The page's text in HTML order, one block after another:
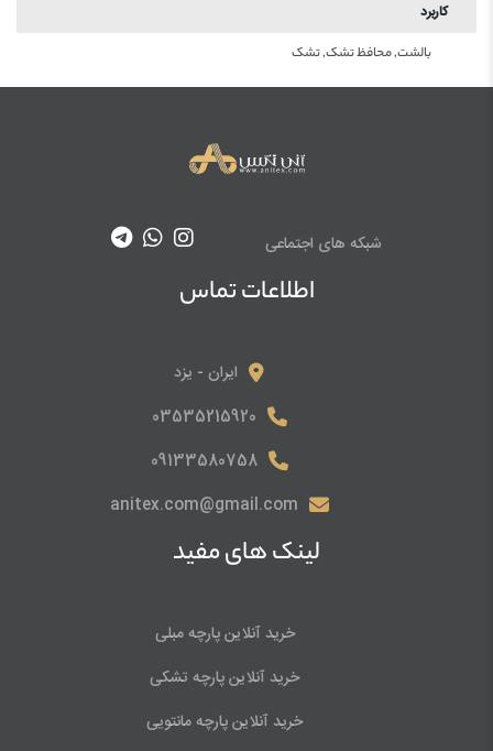
کاربرد
بالشت, محافظ تشک, تشک
شبکه های اجتماعی
اطلاعات تماس
ایران - یزد
03535215920
09133580758
anitex.com@gmail.com
لینک های مفید
خرید آنلاین پارچه مبلی
خرید آنلاین پارچه تشکی
خرید آنلاین پارچه مانتویی